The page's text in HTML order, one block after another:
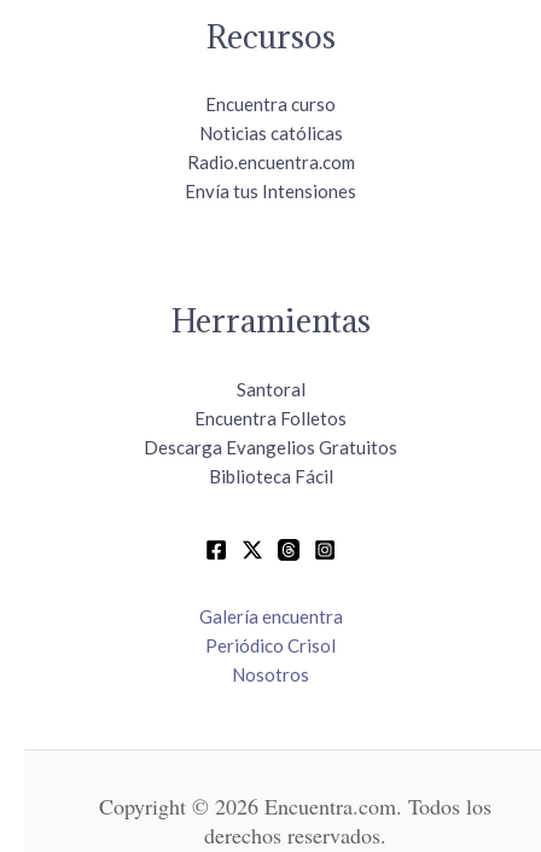
Recursos
Encuentra curso
Noticias católicas
Radio.encuentra.com
Envía tus Intensiones
Herramientas
Santoral
Encuentra Folletos
Descarga Evangelios Gratuitos
Biblioteca Fácil
Galería encuentra
Periódico Crisol
Nosotros
Copyright © 2026 Encuentra.com. Todos los
derechos reservados.